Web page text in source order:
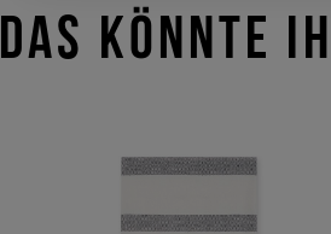
DAS KÖNNTE